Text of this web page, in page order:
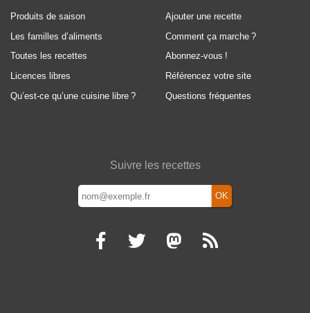
Produits de saison
Les familles d’aliments
Toutes les recettes
Licences libres
Qu’est-ce qu’une cuisine libre ?
Ajouter une recette
Comment ça marche ?
Abonnez-vous !
Référencez votre site
Questions fréquentes
Suivre les recettes
OK